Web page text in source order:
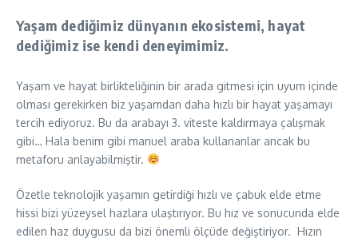
Yaşam dediğimiz dünyanın ekosistemi, hayat
dediğimiz ise kendi deneyimimiz.
Yaşam ve hayat birlikteliğinin bir arada gitmesi için uyum içinde
olması gerekirken biz yaşamdan daha hızlı bir hayat yaşamayı
tercih ediyoruz. Bu da arabayı 3. viteste kaldırmaya çalışmak
gibi… Hala benim gibi manuel araba kullananlar ancak bu
metaforu anlayabilmiştir.
Özetle teknolojik yaşamın getirdiği hızlı ve çabuk elde etme
hissi bizi yüzeysel hazlara ulaştırıyor. Bu hız ve sonucunda elde
edilen haz duygusu da bizi önemli ölçüde değiştiriyor. Hızın